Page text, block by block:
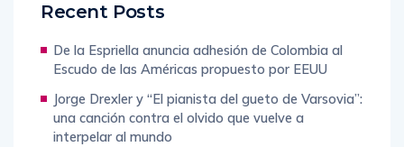
Recent Posts
De la Espriella anuncia adhesión de Colombia al
Escudo de las Américas propuesto por EEUU
Jorge Drexler y “El pianista del gueto de Varsovia”:
una canción contra el olvido que vuelve a
interpelar al mundo